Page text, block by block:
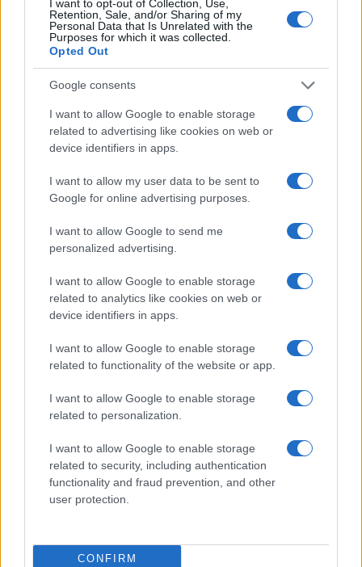
I want to opt-out of Collection, Use,
Retention, Sale, and/or Sharing of my
Personal Data that Is Unrelated with the
Purposes for which it was collected.
Opted Out
Google consents
I want to allow Google to enable storage
related to advertising like cookies on web or
device identifiers in apps.
I want to allow my user data to be sent to
Google for online advertising purposes.
I want to allow Google to send me
personalized advertising.
I want to allow Google to enable storage
related to analytics like cookies on web or
device identifiers in apps.
I want to allow Google to enable storage
related to functionality of the website or app.
I want to allow Google to enable storage
related to personalization.
I want to allow Google to enable storage
related to security, including authentication
functionality and fraud prevention, and other
user protection.
CONFIRM
UNESCOen 1997, la costa de Amalfi, con sus 50
km de costa, tiene mucho que ofrecer. El mar
cristalino con múltiples matices, la cultura
profunda y su tradición artesanal son sólo
algunas de las razones de tanta admiración.
Redacción Viajar365.com